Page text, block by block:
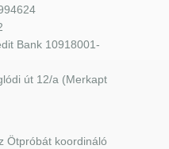
Bank 10918001-
út 12/a (Merkapt
Ötpróbát koordináló